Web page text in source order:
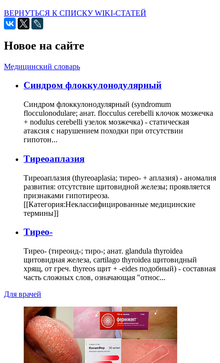
ВЕРНУТЬСЯ К СПИСКУ WIKI-СТАТЕЙ
Новое на сайте
Медицинский словарь
Cиндром флоккулонодулярный
Синдром флоккулонодулярный (syndromum
flocculonodulare; анат. flocculus cerebelli клочок мозжечка
+ nodulus cerebelli узелок мозжечка) - статическая
атаксия с нарушением походки при отсутствии
гипотон...
Тиреоаплазия
Тиреоаплазия (thyreoaplasia; тирео- + аплазия) - аномалия
развития: отсутствие щитовидной железы; проявляется
признаками гипотиреоза.
[[Категория:Неклассифицированные медицинские
термины]]
Тирео-
Тирео- (тиреоид-; тиро-; анат. glandula thyroidea
щитовидная железа, cartilago thyroidea щитовидный
хрящ, от греч. thyreos щит + -eides подобный) - составная
часть сложных слов, означающая "относ...
Для врачей